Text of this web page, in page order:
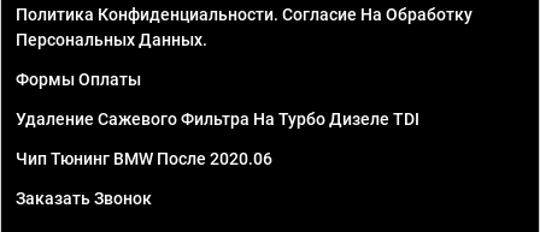
Политика Конфиденциальности. Согласие На Обработку
Персональных Данных.
Формы Оплаты
Удаление Сажевого Фильтра На Турбо Дизеле TDI
Чип Тюнинг BMW После 2020.06
Заказать Звонок